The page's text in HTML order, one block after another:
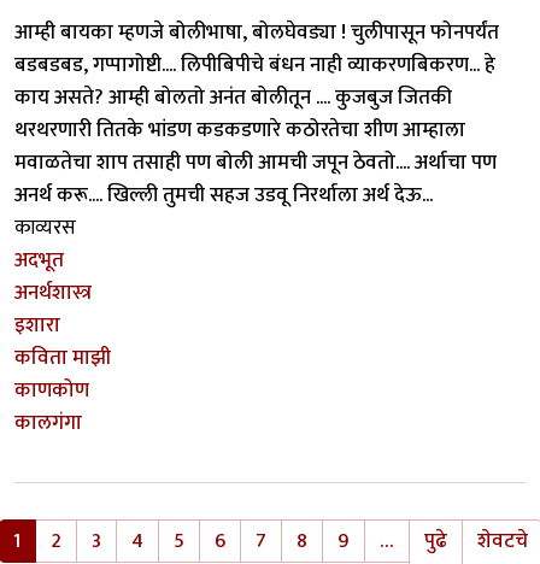
आम्ही बायका म्हणजे बोलीभाषा, बोलघेवड्या ! चुलीपासून फोनपर्यंत
बडबडबड, गप्पागोष्टी.... लिपीबिपीचे बंधन नाही व्याकरणबिकरण... हे
काय असते? आम्ही बोलतो अनंत बोलीतून .... कुजबुज जितकी
थरथरणारी तितके भांडण कडकडणारे कठोरतेचा शीण आम्हाला
मवाळतेचा शाप तसाही पण बोली आमची जपून ठेवतो.... अर्थाचा पण
अनर्थ करू.... खिल्ली तुमची सहज उडवू निरर्थाला अर्थ देऊ...
काव्यरस
अदभूत
अनर्थशास्त्र
इशारा
कविता माझी
काणकोण
कालगंगा
Pagination
1 2 3 4 5 6 7 8 9 … पुढे शेवटचे